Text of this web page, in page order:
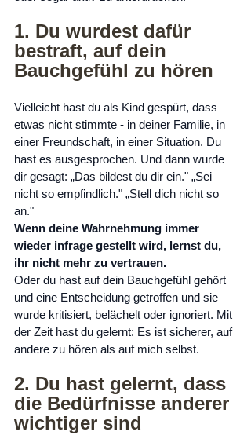
1. Du wurdest dafür
bestraft, auf dein
Bauchgefühl zu hören
Vielleicht hast du als Kind gespürt, dass
etwas nicht stimmte - in deiner Familie, in
einer Freundschaft, in einer Situation. Du
hast es ausgesprochen. Und dann wurde
dir gesagt: „Das bildest du dir ein." „Sei
nicht so empfindlich." „Stell dich nicht so
an."
Wenn deine Wahrnehmung immer
wieder infrage gestellt wird, lernst du,
ihr nicht mehr zu vertrauen.
Oder du hast auf dein Bauchgefühl gehört
und eine Entscheidung getroffen und sie
wurde kritisiert, belächelt oder ignoriert. Mit
der Zeit hast du gelernt: Es ist sicherer, auf
andere zu hören als auf mich selbst.
2. Du hast gelernt, dass
die Bedürfnisse anderer
wichtiger sind